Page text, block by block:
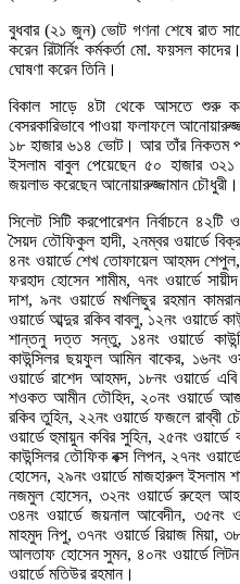
বুধবার (২১ জুন) ভোট গণনা শেষে রাত
করেন রিটার্নিং কর্মকর্তা মো. ফয়সল
ঘোষণা করেন তিনি।
বিকাল সাড়ে ৪টা থেকে আসতে শুরু
বেসরকারিভাবে পাওয়া ফলাফলে
১৮ হাজার ৬১৪ ভোট। আর তাঁর নিকতম
ইসলাম বাবুল পেয়েছেন ৫০ হাজার
জয়লাভ করেছেন আনোয়ারুজ্জামান চৌধুরী।
সিলেট সিটি করপোরেশন নির্বাচনে ৪২টি
সৈয়দ তৌফিকুল হাদী, ২নম্বর ওয়ার্ডে
৪নং ওয়ার্ডে শেখ তোফায়েল আহমদ
ফরহাদ হোসেন শামীম, ৭নং ওয়ার্ডে
দাশ, ৯নং ওয়ার্ডে মখলিছুর রহমান
ওয়ার্ডে আব্দুর রকিব বাবলু, ১২নং ওয়ার্ডে
শান্তনু দত্ত সন্তু, ১৪নং ওয়ার্ডে
কাউন্সিলর ছয়ফুল আমিন বাকের, ১৬নং
ওয়ার্ডে রাশেদ আহমদ, ১৮নং ওয়ার্ডে
শওকত আমীন তৌহিদ, ২০নং ওয়ার্ডে
রকিব তুহিন, ২২নং ওয়ার্ডে ফজলে
ওয়ার্ডে হুমায়ুন কবির সুহিন, ২৫নং ওয়ার্ডে
কাউন্সিলর তৌফিক বক্স লিপন, ২৭নং
হোসেন, ২৯নং ওয়ার্ডে মাজহারুল ইসলাম
নজমুল হোসেন, ৩২নং ওয়ার্ডে রুহেল
৩৪নং ওয়ার্ডে জয়নাল আবেদীন, ৩৫নং
মাহমুদ নিপু, ৩৭নং ওয়ার্ডে রিয়াজ মিয়া,
আলতাফ হোসেন সুমন, ৪০নং ওয়ার্ডে
ওয়ার্ডে মতিউর রহমান।